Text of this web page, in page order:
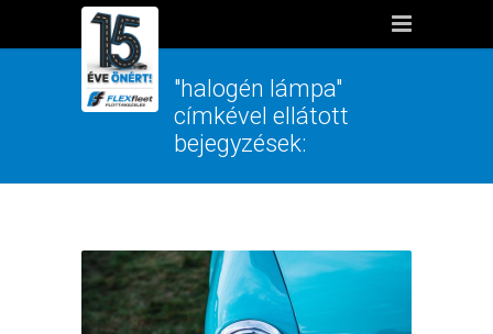
"halogén lámpa"
címkével ellátott
bejegyzések: